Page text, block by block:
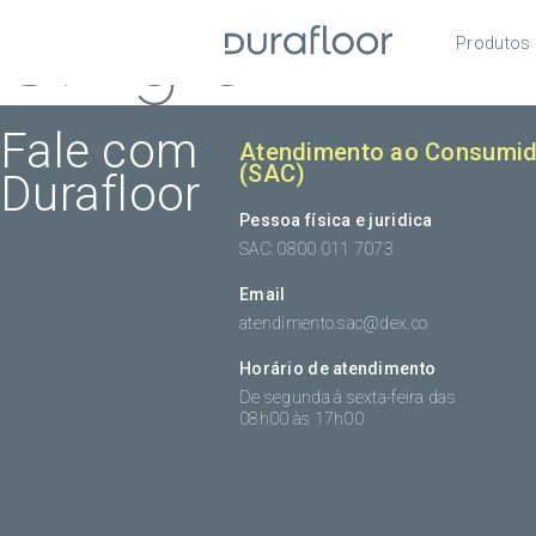
Produtos
Single
Fale com
Durafloor
Atendimento ao
(SAC)
Pessoa física e juridica
SAC: 0800 011 7073
Email
atendimento.sac@dex.co
Horário de atendimento
De segunda à sexta-feira das
08h00 às 17h00